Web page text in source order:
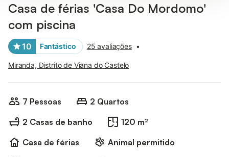
Casa de férias 'Casa Do Mordomo'
com piscina
10 Fantástico 25 avaliações •
Miranda, Distrito de Viana do Castelo
7 Pessoas
2 Quartos
2 Casas de banho
120 m²
Casa de férias
Animal permitido